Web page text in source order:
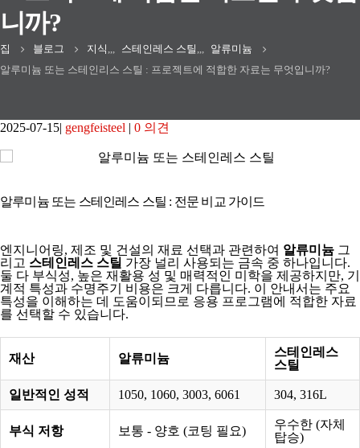
니까?
집 블로그 지식 스테인레스 스틸
알류미늄
알루미늄 또는 스테인리스 스틸 : 프로젝트에 적합한 자료는 무엇입니까?
2025-07-15 gengfeisteel 0 의견
알루미늄 또는 스테인레스 스틸 : 전문 비교 가이드
엔지니어링, 제조 및 건설의 재료 선택과 관련하여 알류미늄 그
리고 스테인레스 스틸 가장 널리 사용되는 금속 중 하나입니다.
둘 다 부식성, 높은 재활용 성 및 매력적인 미학을 제공하지만, 기
계적 특성과 수명주기 비용은 크게 다릅니다. 이 안내서는 주요
특성을 이해하는 데 도움이되므로 응용 프로그램에 적합한 자료
를 선택할 수 있습니다.
재산 알류미늄
스테인레스
스틸
일반적인 성적 1050, 1060, 3003, 6061 304, 316L
부식 저항 보통 - 양호 (코팅 필요)
우수한 (자체
탑승)